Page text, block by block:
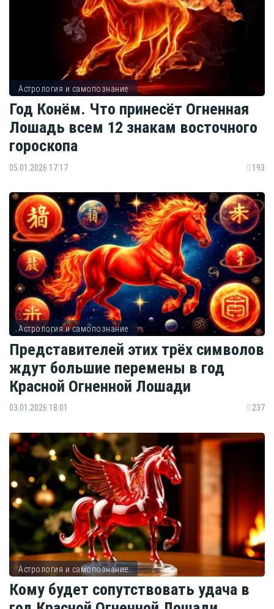
Астрология и самопознание
Год Конём. Что принесёт Огненная
Лошадь всем 12 знакам восточного
гороскопа
05.01.2026 17:17 193
Астрология и самопознание
Представителей этих трёх символов
ждут большие перемены в год
Красной Огненной Лошади
03.01.2026 18:01 237
Астрология и самопознание
Кому будет сопутствовать удача в